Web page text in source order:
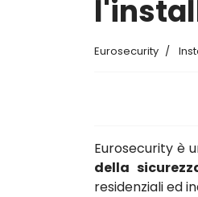
Eurosecurity
Eurosecurity è
della
residenziali ed